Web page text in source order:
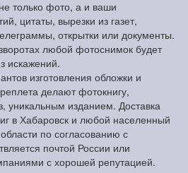
только фото, а и ваши
цитаты, вырезки из газет,
открытки или документы.
любой фотоснимок будет
искажений.
изготовления обложки и
делают фотокнигу,
уникальным изданием. Доставка
в Хабаровск и любой населенный
по согласованию с
почтой России или
с хорошей репутацией.